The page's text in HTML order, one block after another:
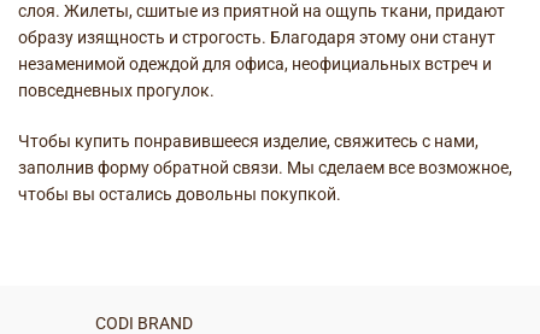
слоя. Жилеты, сшитые из приятной на ощупь ткани, придают
образу изящность и строгость. Благодаря этому они станут
незаменимой одеждой для офиса, неофициальных встреч и
повседневных прогулок.
Чтобы купить понравившееся изделие, свяжитесь с нами,
заполнив форму обратной связи. Мы сделаем все возможное,
чтобы вы остались довольны покупкой.
CODI BRAND